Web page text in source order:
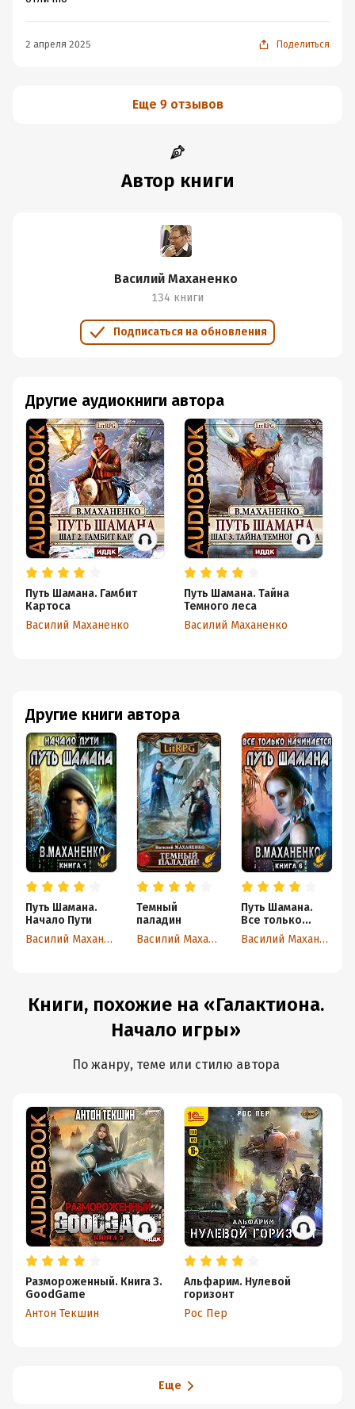
2 апреля 2025 Поделиться
Еще 9 отзывов
Автор книги
Василий Маханенко
134 книги
Подписаться на обновления
Другие книги автора
Путь Шамана.
Начало Пути
Василий Маханенко
Темный
паладин
Василий Маханенко
Путь Шамана.
Все только
начинается
Василий Маханенко
Другие аудиокниги автора
Путь Шамана. Гамбит
Картоса
Василий Маханенко
Путь Шамана. Тайна
Темного леса
Василий Маханенко
Книги, похожие на «Галактиона.
Начало игры»
По жанру, теме или стилю автора
Размороженный. Книга 3.
GoodGame
Антон Текшин
Альфарим. Нулевой
горизонт
Рос Пер
Еще